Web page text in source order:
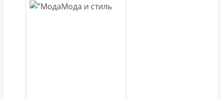
Мода и стиль